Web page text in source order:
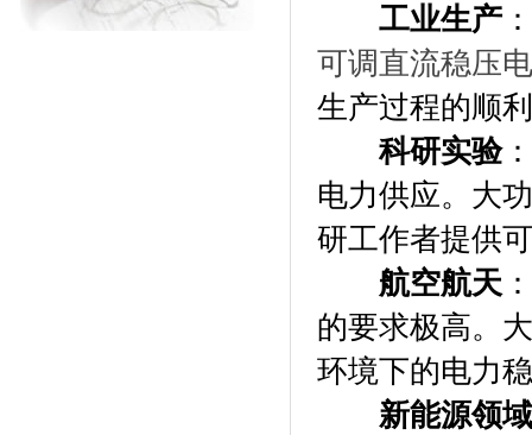
工业生产
可调直流稳压
生产过程的顺
科研实验
电力供应。大
研工作者提供
航空航天
的要求极高。
环境下的电力
新能源领域